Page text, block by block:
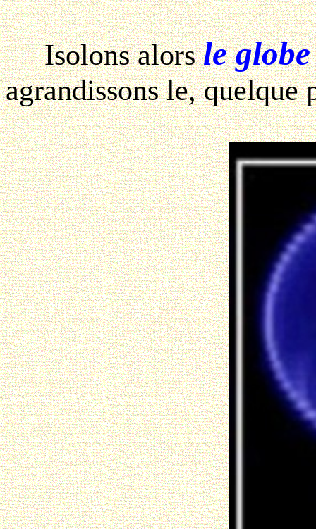
Isolons alorsle
agrandissons le, quelque